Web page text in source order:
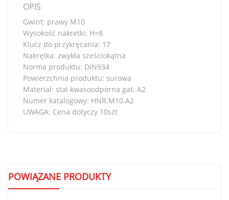
OPIS
Gwint: prawy M10
Wysokość nakretki: H=8
Klucz do przykręcania: 17
Nakrętka: zwykła sześciokątna
Norma produktu: DIN934
Powierzchnia produktu: surowa
Materiał: stal kwasoodporna gat. A2
Numer katalogowy: HNR.M10.A2
UWAGA: Cena dotyczy 10szt
POWIĄZANE PRODUKTY